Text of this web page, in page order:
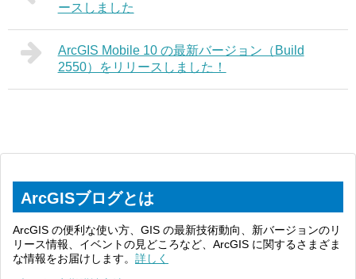
ースしました
ArcGIS Mobile 10 の最新バージョン（Build
2550）をリリースしました！
ArcGISブログとは
ArcGIS の便利な使い方、GIS の最新技術動向、新バージョンのリ
リース情報、イベントの見どころなど、ArcGIS に関するさまざま
な情報をお届けします。 詳しく